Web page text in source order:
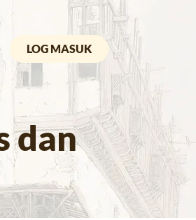
LOG MASUK
dan